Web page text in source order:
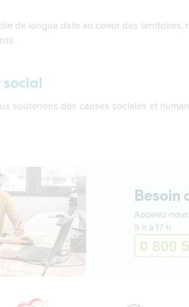
de longue date au coeur des
soutenons des causes sociales et
Besoin
Appelez-
9 h à 17 h